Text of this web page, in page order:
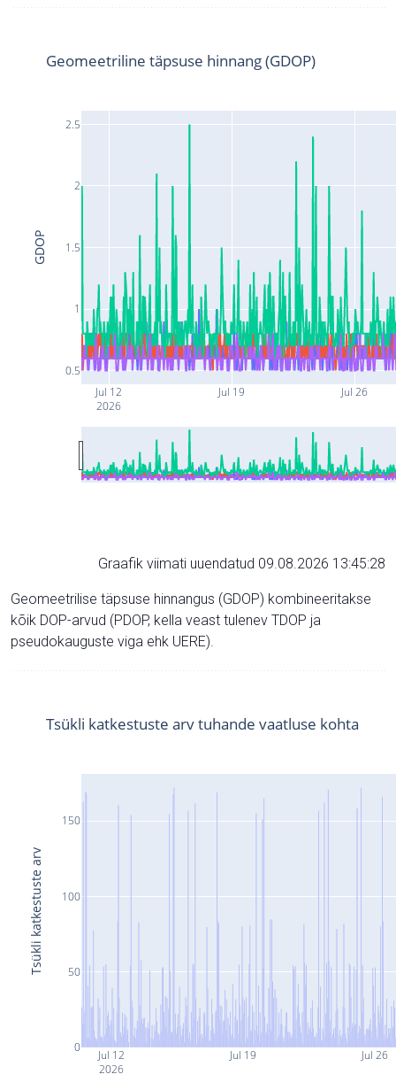
Jul 12
2026
Jul 19 Jul 26
0.5
1
1.5
2
2.5
Geomeetriline täpsuse hinnang (GDOP)
GDOP
Graafik viimati uuendatud 09.08.2026 13:45:28
Geomeetrilise täpsuse hinnangus (GDOP) kombineeritakse
kõik DOP-arvud (PDOP, kella veast tulenev TDOP ja
pseudokauguste viga ehk UERE).
Jul 12
2026
Jul 19 Jul 26
0
50
100
150
Tsükli katkestuste arv tuhande vaatluse kohta
Tsükli katkestuste arv